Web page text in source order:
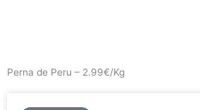
Perna de Peru – 2.99€/Kg